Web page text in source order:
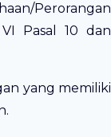
Perorangan
Pasal 10 dan
yang memiliki